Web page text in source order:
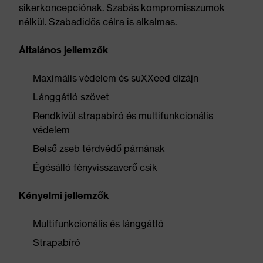
sikerkoncepciónak. Szabás kompromisszumok
nélkül. Szabadidős célra is alkalmas.
Általános jellemzők
Maximális védelem és suXXeed dizájn
Lánggátló szövet
Rendkívül strapabíró és multifunkcionális
védelem
Belső zseb térdvédő párnának
Égésálló fényvisszaverő csík
Kényelmi jellemzők
Multifunkcionális és lánggátló
Strapabíró